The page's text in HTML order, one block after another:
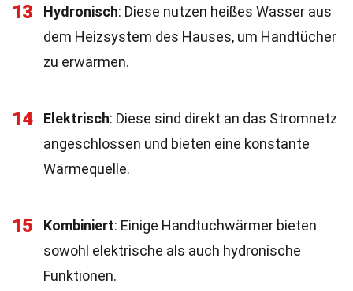
13 Hydronisch: Diese nutzen heißes Wasser aus
dem Heizsystem des Hauses, um Handtücher
zu erwärmen.
14 Elektrisch: Diese sind direkt an das Stromnetz
angeschlossen und bieten eine konstante
Wärmequelle.
15 Kombiniert: Einige Handtuchwärmer bieten
sowohl elektrische als auch hydronische
Funktionen.